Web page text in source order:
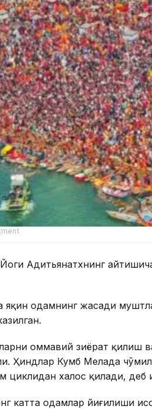
Адитьянатхнинг
яқин одамнинг жасади
оммавий зиёрат қилиш
Ҳиндлар Кумбҳ Мелада
циклидан халос қилади, деб
катта одамлар йиғилиши